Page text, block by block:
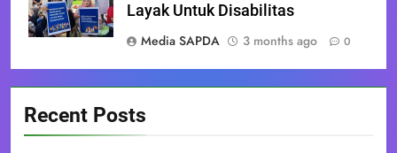
Layak Untuk Disabilitas
Media SAPDA
3 months ago 0
Recent Posts